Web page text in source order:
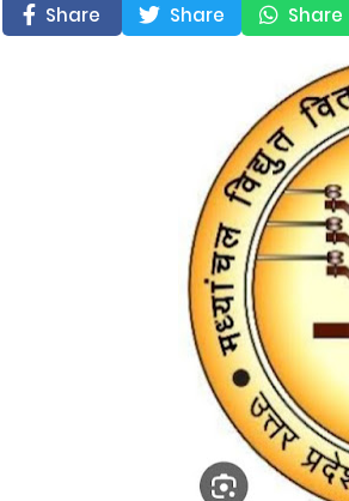
Share Share Share